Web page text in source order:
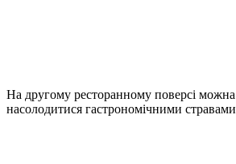
На другому ресторанному поверсі можна
насолодитися гастрономічними стравами